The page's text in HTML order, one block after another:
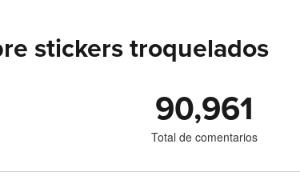
stickers troquelados
90,961
Total de comentarios